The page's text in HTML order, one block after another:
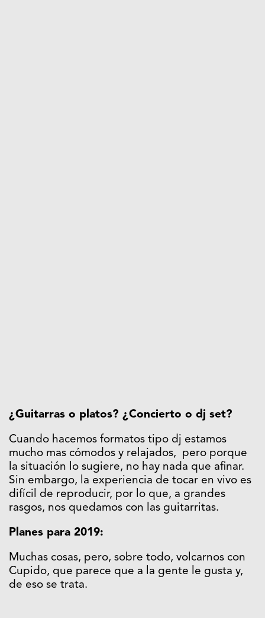
¿Guitarras o platos? ¿Concierto o dj set?
Cuando hacemos formatos tipo dj estamos
mucho mas cómodos y relajados, pero porque
la situación lo sugiere, no hay nada que afinar.
Sin embargo, la experiencia de tocar en vivo es
difícil de reproducir, por lo que, a grandes
rasgos, nos quedamos con las guitarritas.
Planes para 2019:
Muchas cosas, pero, sobre todo, volcarnos con
Cupido, que parece que a la gente le gusta y,
de eso se trata.